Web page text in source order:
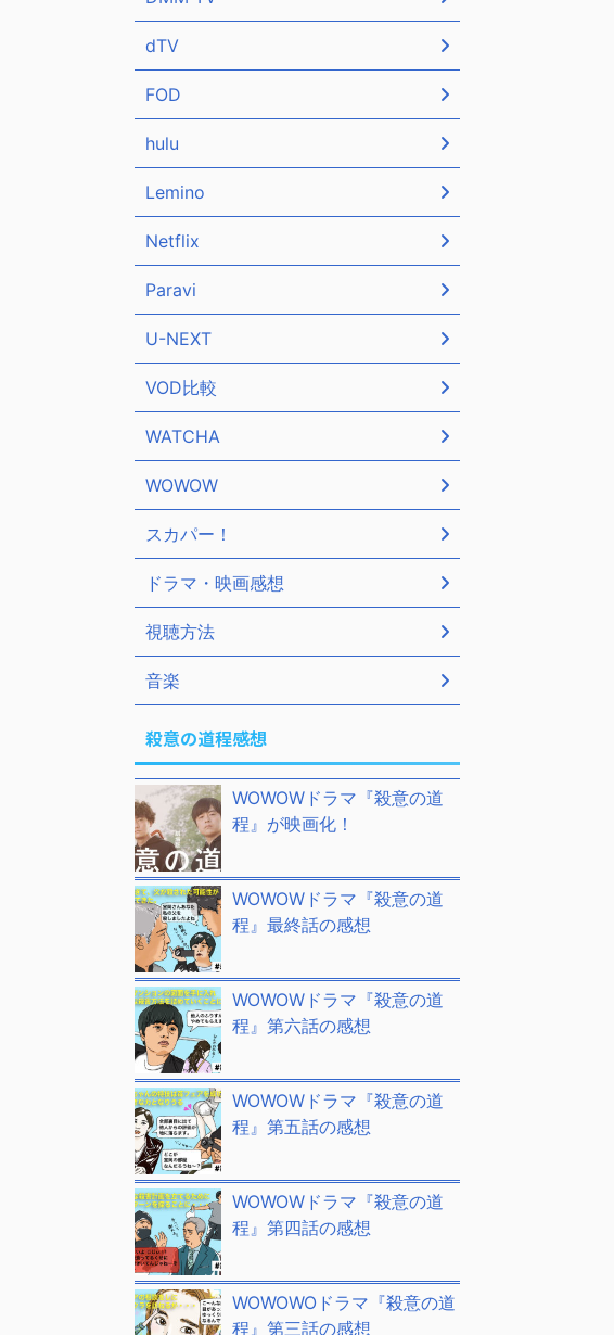
dTV
FOD
hulu
Lemino
Netflix
Paravi
U-NEXT
VOD比較
WATCHA
WOWOW
スカパー！
ドラマ・映画感想
視聴方法
音楽
殺意の道程感想
WOWOWドラマ『殺意の道
程』が映画化！
WOWOWドラマ『殺意の道
程』最終話の感想
WOWOWドラマ『殺意の道
程』第六話の感想
WOWOWドラマ『殺意の道
程』第五話の感想
WOWOWドラマ『殺意の道
程』第四話の感想
WOWOWOドラマ『殺意の道
程』第三話の感想